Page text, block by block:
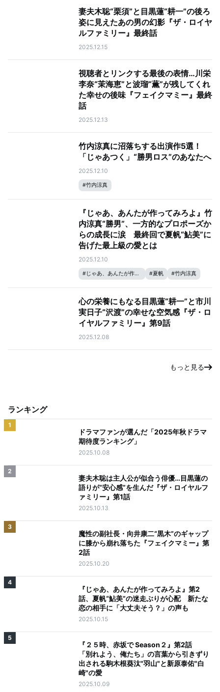
妻夫木聡“栗須”と目黒蓮“耕一”の後ろ
姿に見えたあの男の幻影『ザ・ロイヤ
ルファミリー』最終話
2025.12.15
視聴者とリンクする最後の表情…川栄
李奈“茉海恵”と波瑠“薫”が残してくれ
た幸せの後味『フェイクマミー』最終
話
2025.12.13
竹内涼真に沼落ちする出演作5選！
「じゃあつく」“勝男ロス”のあなたへ
2025.12.10
#竹内涼真
『じゃあ、あんたが作ってみろよ』竹
内涼真“勝男”、一方的なプロポーズか
らの成長に涙 最終回で夏帆“鮎美”に
告げた最上級の愛とは
2025.12.10
#じゃあ、あんたが作ってみろよ #夏帆 #竹内涼真
心の栄養にもなる目黒蓮“耕一”と市川
実日子“沢渡”の幸せな空気感『ザ・ロ
イヤルファミリー』第9話
2025.12.08
もっと見る
ランキング
1
ドラマファンが選んだ「2025年秋ドラマ
期待度ランキング」
2025.10.08
2
妻夫木聡は主人公が似合う俳優…目黒蓮の
語りが“安心感”を生んだ『ザ・ロイヤルフ
ァミリー』第1話
2025.10.13
3
魔性の副社長・向井康二“黒木”のギャップ
に膝から崩れ落ちた『フェイクマミー』第
2話
2025.10.20
4
『じゃあ、あんたが作ってみろよ』第2
話、夏帆“鮎美”の迷走ぶりが心配 新たな
恋の相手に「大丈夫そう？」の声も
2025.10.15
5
『２５時、赤坂で Season２』第2話
「別れよう、俺たち」の言葉から引きずり
出される駒木根葵汰"羽山"と新原泰佑"白
崎"の愛
2025.10.09